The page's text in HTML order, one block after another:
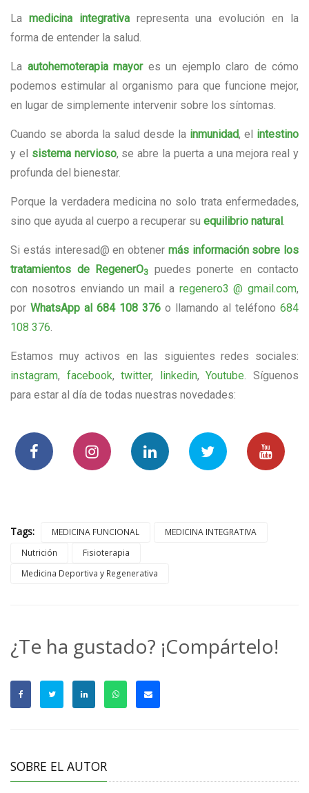
La medicina integrativarepresenta una evolución en la
forma de entender la salud.
La autohemoterapia mayores un ejemplo claro de cómo
podemos estimular al organismo para que funcione mejor,
en lugar de simplemente intervenir sobre los síntomas.
Cuando se aborda la salud desde la inmunidad, el intestino
y el sistema nervioso, se abre la puerta a una mejora real y
profunda del bienestar.
Porque la verdadera medicina no solo trata enfermedades,
sino que ayuda al cuerpo a recuperar su equilibrio natural .
Si estás interesad@ en obtener más información sobre los
tratamientos de RegenerO3
puedes ponerte en contacto
con nosotros enviando un mail a regenero3 @ gmail.com,
por WhatsApp al 684 108 376 o llamando al teléfono 684
108 376.
Estamos muy activos en las siguientes redes sociales:
instagram, facebook,twitter, linkedin,Youtube. Síguenos
para estar al día de todas nuestras novedades:
Tags: MEDICINA FUNCIONAL
MEDICINA INTEGRATIVA
Nutrición
Fisioterapia
Medicina Deportiva y Regenerativa
¿Te ha gustado? ¡Compártelo!
SOBRE EL AUTOR